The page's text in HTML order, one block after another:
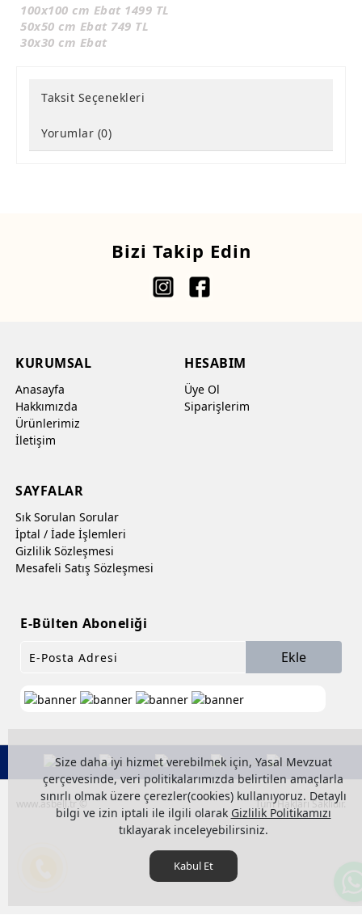
100x100 cm Ebat 1499 TL
50x50 cm Ebat 749 TL
30x30 cm Ebat
Taksit Seçenekleri
Yorumlar (0)
Size daha iyi hizmet verebilmek için, Yasal Mevzuat
çerçevesinde, veri politikalarımızda belirtilen amaçlarla
sınırlı olmak üzere çerezler(cookies) kullanıyoruz. Detaylı
bilgi ve izin iptali ile ilgili olarak Gizlilik Politikamızı
tıklayarak inceleyebilirsiniz.
Kabul Et
Bizi Takip Edin
KURUMSAL
Anasayfa
Hakkımızda
Ürünlerimiz
İletişim
HESABIM
Üye Ol
Siparişlerim
SAYFALAR
Sık Sorulan Sorular
İptal / İade İşlemleri
Gizlilik Sözleşmesi
Mesafeli Satış Sözleşmesi
E-Bülten Aboneliği
Ekle
www.asbell.tr © Tüm Hakları Saklıdır.